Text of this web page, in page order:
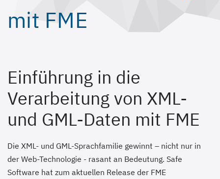
mit FME
Einführung in die
Verarbeitung von XML-
und GML-Daten mit FME
Die XML- und GML-Sprachfamilie gewinnt – nicht nur in
der Web-Technologie - rasant an Bedeutung. Safe
Software hat zum aktuellen Release der FME